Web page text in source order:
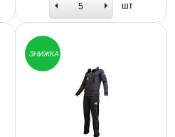
шт
ЗНИЖКА